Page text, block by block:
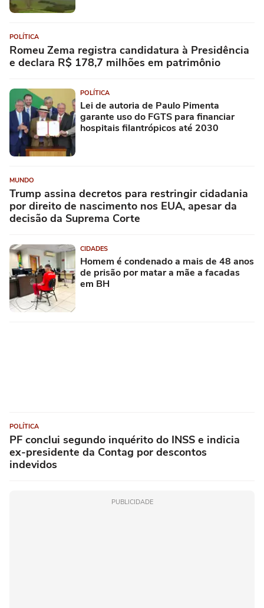
POLÍTICA
Romeu Zema registra candidatura à Presidência
e declara R$ 178,7 milhões em patrimônio
POLÍTICA
Lei de autoria de Paulo Pimenta
garante uso do FGTS para financiar
hospitais filantrópicos até 2030
MUNDO
Trump assina decretos para restringir cidadania
por direito de nascimento nos EUA, apesar da
decisão da Suprema Corte
CIDADES
Homem é condenado a mais de 48 anos
de prisão por matar a mãe a facadas
em BH
POLÍTICA
PF conclui segundo inquérito do INSS e indicia
ex-presidente da Contag por descontos
indevidos
PUBLICIDADE